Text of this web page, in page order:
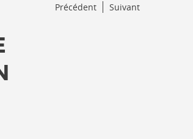
Précédent Suivant